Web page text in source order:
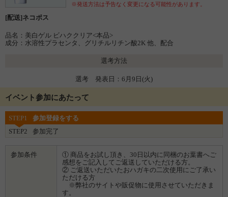
※発送方法は予告なく変更になる可能性があります。
[配送]ネコポス
品名：美白ゲル ビハククリア<本品>
成分：水溶性プラセンタ、グリチルリチン酸2K 他、配合
選考方法
選考 発表日：6月9日(火)
イベント参加にあたって
STEP1
参加登録をする
STEP2
参加完了
参加条件
① 商品をお試し頂き、30日以内に同梱のお葉書へご
感想をご記入してご返送していただける方。
② ご返送いただいたおハガキの二次使用にご了承い
ただける方
※弊社のサイトや販促物に使用させていただきま
す。